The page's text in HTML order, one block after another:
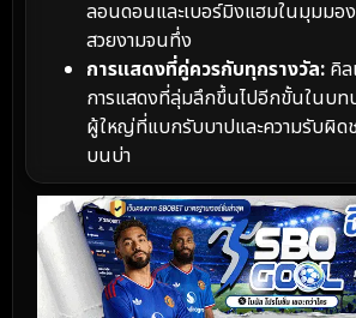
ลอนดอนและเบอร์มิงแฮมในมุมมอ
สวยงามจนทึ่ง
การแสดงที่คู่ควรกับทุกรางวัล: คิ
การแสดงที่ลุ่มลึกขึ้นไปอีกขั้นในบท
ผู้ใหญ่ที่แบกรับบาปและความรับผิด
บนบ่า